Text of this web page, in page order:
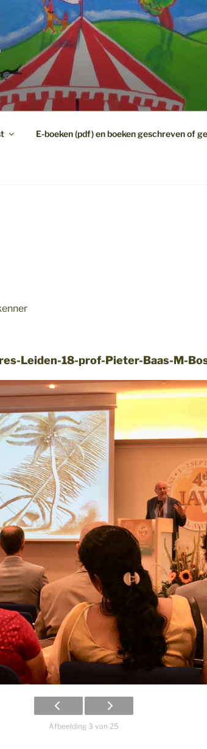
E-boeken (pdf) en boeken geschreven of
Leiden-18-prof-Pieter-Baas-M-
Afbeelding 3 van 25